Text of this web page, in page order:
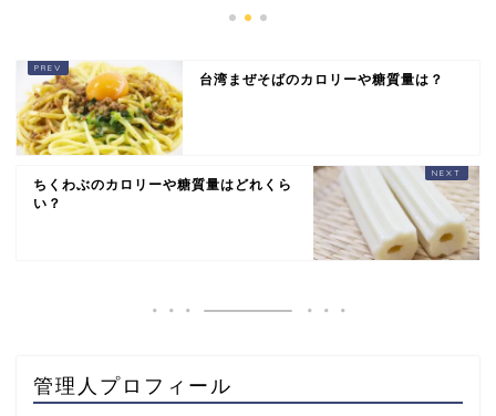
台湾まぜそばのカロリーや糖質量は？
ちくわぶのカロリーや糖質量はどれくら
い？
管理人プロフィール